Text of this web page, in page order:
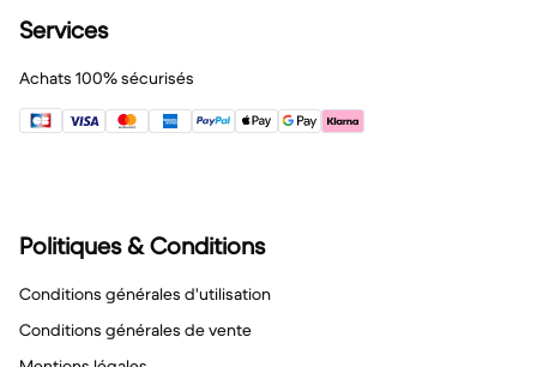
Services
Achats 100% sécurisés
Politiques & Conditions
Conditions générales d'utilisation
Conditions générales de vente